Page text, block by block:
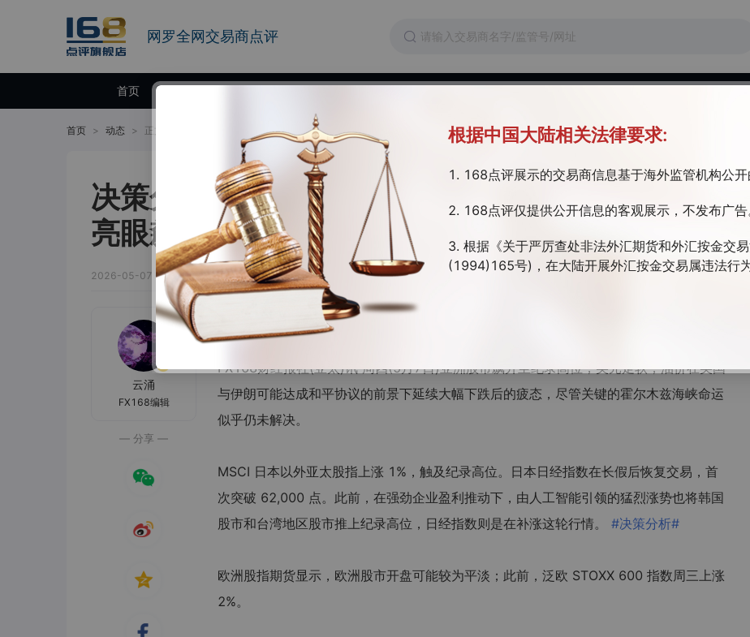
网罗全网交易商点评
首页
首页 > 动态 > 正文
决策分析：美伊有望达成结束战争的协议！市场
亮眼飙升至纪录高位，日元干预猜测不断
2026-05-07 09:09:02
云涌
FX168编辑
— 分享 —
周四(5月7日)亚洲股市飙升至纪录高位，美元走软，油价在美国与伊朗可能达成和平协议的前景下延续
大幅下跌后的疲态，尽管关键的霍尔木兹海峡命运似乎仍未解决。
FX168财经报社(亚太)讯 周四(5月7日)亚洲股市飙升至纪录高位，美元走软，油价在美国
与伊朗可能达成和平协议的前景下延续大幅下跌后的疲态，尽管关键的霍尔木兹海峡命运
似乎仍未解决。
MSCI 日本以外亚太股指上涨 1%，触及纪录高位。日本日经指数在长假后恢复交易，首
次突破 62,000 点。此前，在强劲企业盈利推动下，由人工智能引领的猛烈涨势也将韩国
股市和台湾地区股市推上纪录高位，日经指数则是在补涨这轮行情。
#决策分析#
欧洲股指期货显示，欧洲股市开盘可能较为平淡；此前，泛欧 STOXX 600 指数周三上涨
2%。
根据中国大陆相关法律要求:
1. 168点评展示的交易商信息基于海外监管机构公开
2. 168点评仅提供公开信息的客观展示，不发布广告
3. 根据《关于严厉查处非法外汇期货和外汇按金交
(1994)165号)，在大陆开展外汇按金交易属违法行